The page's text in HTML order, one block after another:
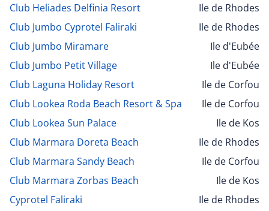
Club Heliades Delfinia Resort
Ile de Rhodes
Club Jumbo Cyprotel Faliraki
Ile de Rhodes
Club Jumbo Miramare
Ile d'Eubée
Club Jumbo Petit Village
Ile d'Eubée
Club Laguna Holiday Resort
Ile de Corfou
Club Lookea Roda Beach Resort & Spa
Ile de Corfou
Club Lookea Sun Palace
Ile de Kos
Club Marmara Doreta Beach
Ile de Rhodes
Club Marmara Sandy Beach
Ile de Corfou
Club Marmara Zorbas Beach
Ile de Kos
Cyprotel Faliraki
Ile de Rhodes